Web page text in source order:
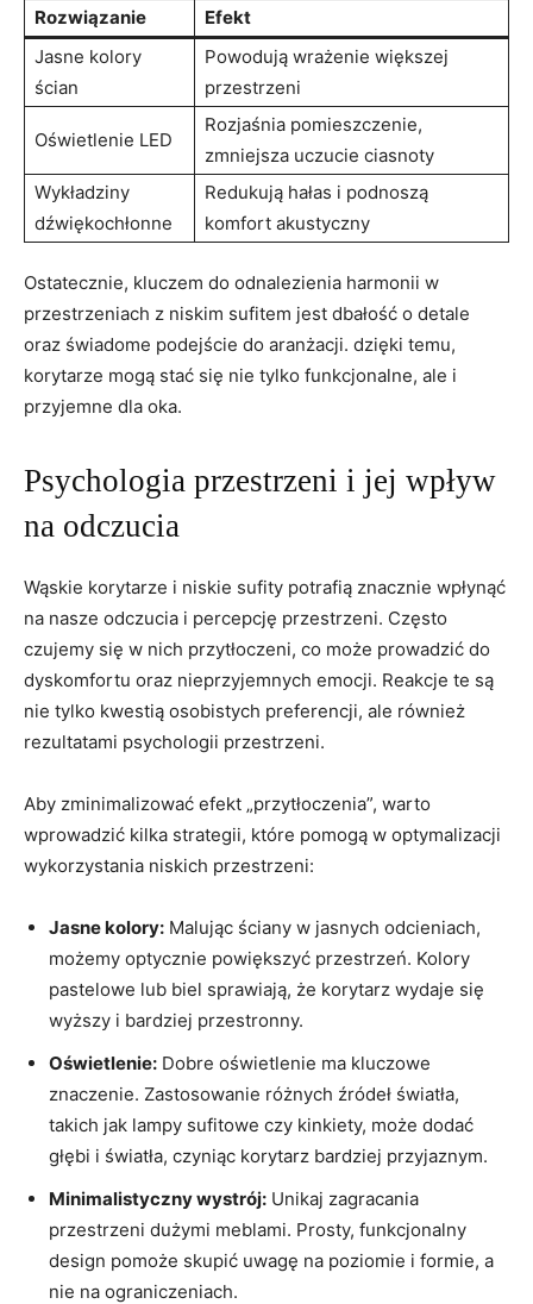
Rozwiązanie
Efekt
Jasne kolory
ścian
Powodują wrażenie większej
przestrzeni
Oświetlenie LED
Rozjaśnia pomieszczenie,
zmniejsza uczucie ciasnoty
Wykładziny
dźwiękochłonne
Redukują hałas i podnoszą
komfort akustyczny
Ostatecznie, kluczem do odnalezienia harmonii w
przestrzeniach z niskim sufitem jest dbałość o detale
oraz świadome podejście do aranżacji. dzięki temu,
korytarze mogą stać się nie tylko funkcjonalne, ale i
przyjemne dla oka.
Psychologia przestrzeni i jej wpływ
na odczucia
Wąskie korytarze i niskie sufity potrafią znacznie wpłynąć
na nasze odczucia i percepcję przestrzeni. Często
czujemy się w nich przytłoczeni, co może prowadzić do
dyskomfortu oraz nieprzyjemnych emocji. Reakcje te są
nie tylko kwestią osobistych preferencji, ale również
rezultatami psychologii przestrzeni.
Aby zminimalizować efekt „przytłoczenia”, warto
wprowadzić kilka strategii, które pomogą w optymalizacji
wykorzystania niskich przestrzeni:
Jasne kolory: Malując ściany w jasnych odcieniach,
możemy optycznie powiększyć przestrzeń. Kolory
pastelowe lub biel sprawiają, że korytarz wydaje się
wyższy i bardziej przestronny.
Oświetlenie: Dobre oświetlenie ma kluczowe
znaczenie. Zastosowanie różnych źródeł światła,
takich jak lampy sufitowe czy kinkiety, może dodać
głębi i światła, czyniąc korytarz bardziej przyjaznym.
Minimalistyczny wystrój: Unikaj zagracania
przestrzeni dużymi meblami. Prosty, funkcjonalny
design pomoże skupić uwagę na poziomie i formie, a
nie na ograniczeniach.